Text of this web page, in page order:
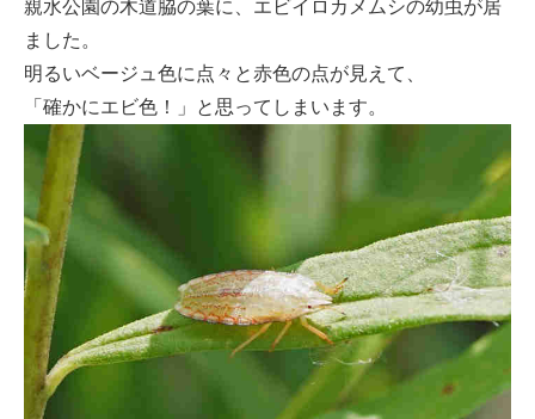
親水公園の木道脇の葉に、エビイロカメムシの幼虫が居
ました。
明るいベージュ色に点々と赤色の点が見えて、
「確かにエビ色！」と思ってしまいます。